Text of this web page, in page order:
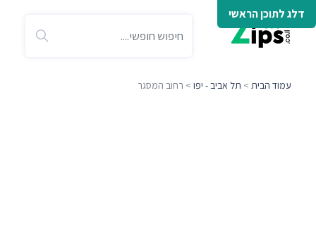
דלג לתוכן הראשי
עמוד הבית > תל אביב - יפו > רחוב המסגר